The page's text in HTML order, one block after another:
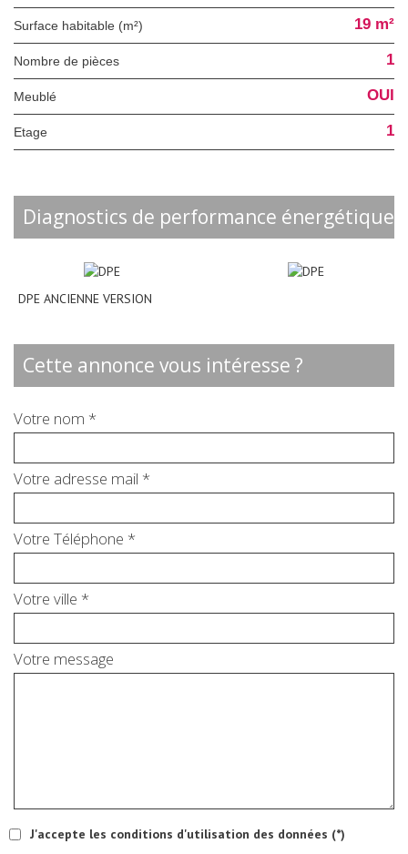
Surface habitable (m²) 19 m²
Nombre de pièces 1
Meublé OUI
Etage 1
diagnostics de performance énergétique
DPE ANCIENNE VERSION
cette annonce vous intéresse ?
Votre nom *
Votre adresse mail *
Votre Téléphone *
Votre ville *
Votre message
J'accepte les conditions d'utilisation des données (*)